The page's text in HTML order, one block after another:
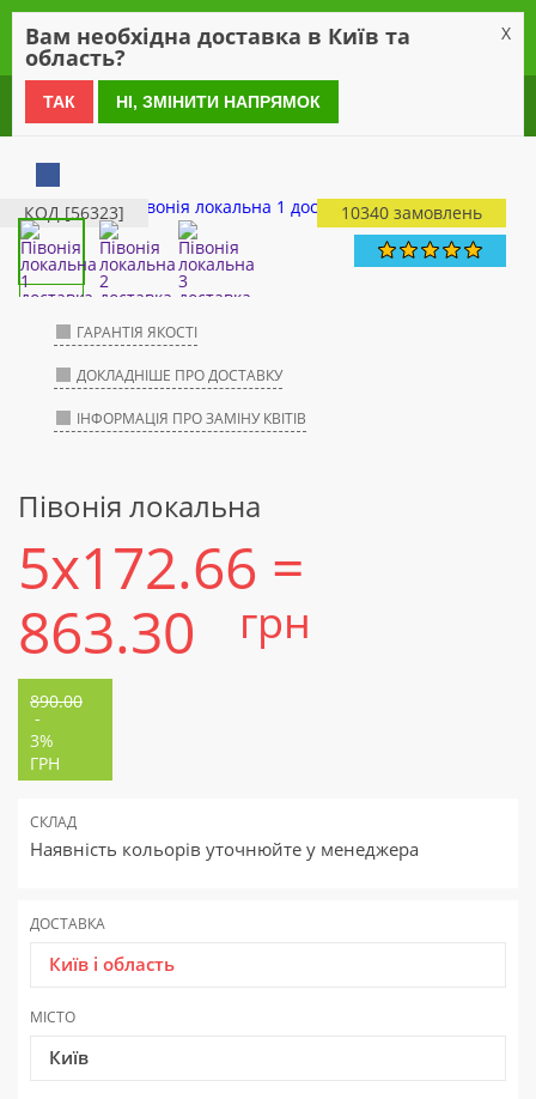
0 800 21 54 55
КОД [56323] 10340 замовлень
ГАРАНТІЯ ЯКОСТІ
ДОКЛАДНІШЕ ПРО ДОСТАВКУ
ІНФОРМАЦІЯ ПРО ЗАМІНУ КВІТІВ
Півонія локальна
5x172.66 =
863.30
грн
890.00
-
3%
ГРН
СКЛАД
Наявність кольорів уточнюйте у менеджера
ДОСТАВКА
Київ і область
МІСТО
Київ
Вам необхідна доставка в Київ та
область?
X
ТАК НІ, ЗМІНИТИ НАПРЯМОК